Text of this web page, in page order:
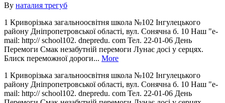
By наталия трегуб
1 Криворізька загальноосвітня школа №102 Інгулецького
району Дніпропетровської області, вул. Сонячна б. 10 Наш "е-
mail: http:// school102. dnepredu. com Тел. 22-01-06 День
Перемоги Смак незабутній перемоги Лунає досі у серцях.
Блиск переможної дороги... More
1 Криворізька загальноосвітня школа №102 Інгулецького
району Дніпропетровської області, вул. Сонячна б. 10 Наш "е-
mail: http:// school102. dnepredu. com Тел. 22-01-06 День